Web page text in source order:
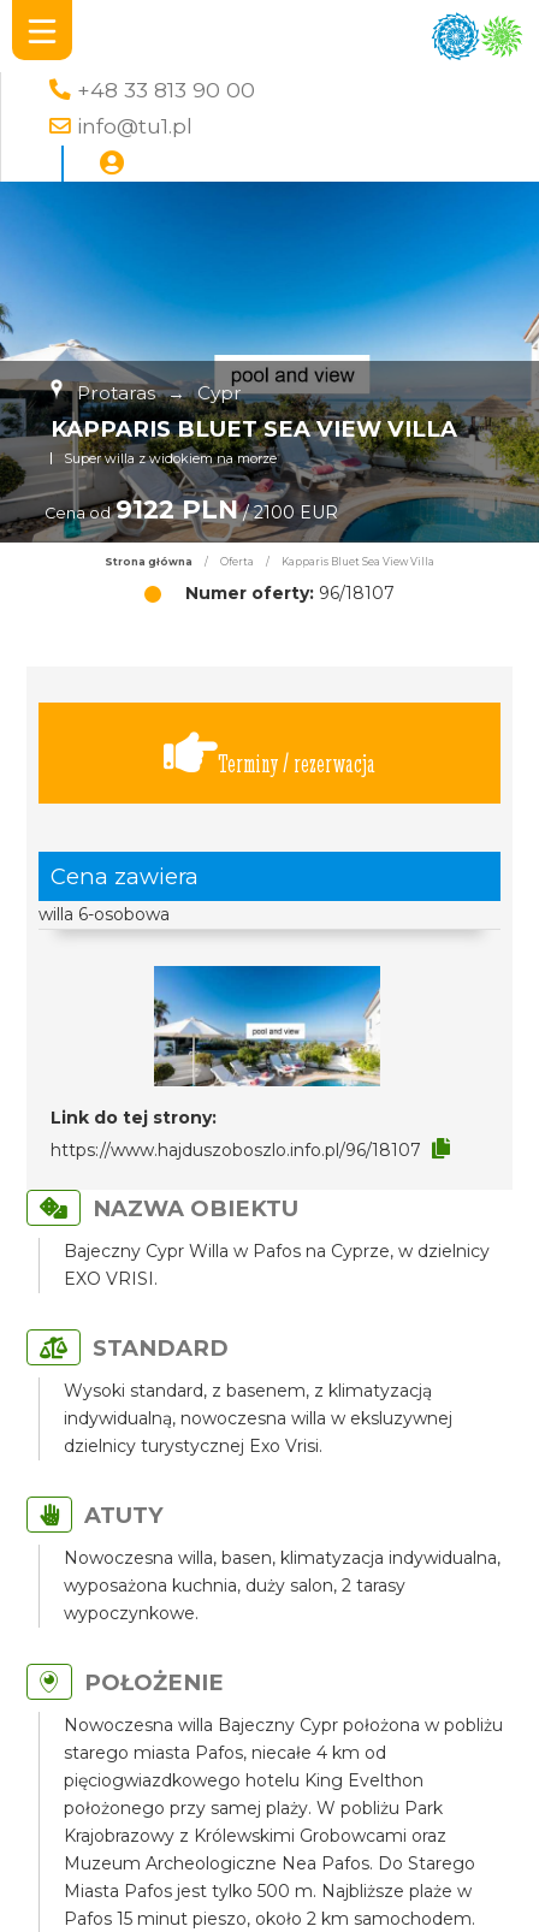
+48 33 813 90 00
info@tu1.pl
Protaras → Cypr
KAPPARIS BLUET SEA VIEW VILLA
Super willa z widokiem na morze
Cena od 9122 PLN/ 2100 EUR
Strona główna / Oferta / Kapparis Bluet Sea View Villa
Numer oferty: 96/18107
Terminy / rezerwacja
Cena zawiera
willa 6-osobowa
Link do tej strony:
https://www.hajduszoboszlo.info.pl/96/18107
NAZWA OBIEKTU
Bajeczny Cypr Willa w Pafos na Cyprze, w dzielnicy
EXO VRISI.
STANDARD
Wysoki standard, z basenem, z klimatyzacją
indywidualną, nowoczesna willa w eksluzywnej
dzielnicy turystycznej Exo Vrisi.
ATUTY
Nowoczesna willa, basen, klimatyzacja indywidualna,
wyposażona kuchnia, duży salon, 2 tarasy
wypoczynkowe.
POŁOŻENIE
Nowoczesna willa Bajeczny Cypr położona w pobliżu
starego miasta Pafos, niecałe 4 km od
pięciogwiazdkowego hotelu King Evelthon
położonego przy samej plaży. W pobliżu Park
Krajobrazowy z Królewskimi Grobowcami oraz
Muzeum Archeologiczne Nea Pafos. Do Starego
Miasta Pafos jest tylko 500 m. Najbliższe plaże w
Pafos 15 minut pieszo, około 2 km samochodem.